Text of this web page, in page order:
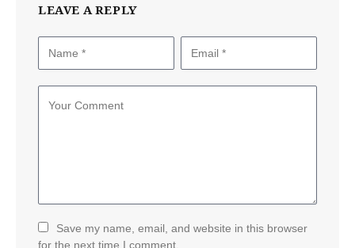
LEAVE A REPLY
Save my name, email, and website in this browser
for the next time I comment.